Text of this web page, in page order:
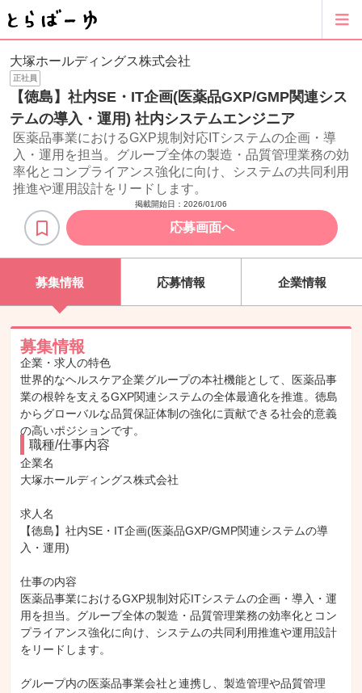
大塚ホールディングス株式会社
正社員
【徳島】社内SE・IT企画(医薬品GXP/GMP関連シス
テムの導入・運用) 社内システムエンジニア
医薬品事業におけるGXP規制対応ITシステムの企画・導
入・運用を担当。グループ全体の製造・品質管理業務の効
率化とコンプライアンス強化に向け、システムの共同利用
推進や運用設計をリードします。
掲載開始日： 2026/01/06
応募画面へ
募集情報 応募情報 企業情報
募集情報
企業・求人の特色
世界的なヘルスケア企業グループの本社機能として、医薬品事
業の根幹を支えるGXP関連システムの全体最適化を推進。徳島
からグローバルな品質保証体制の強化に貢献できる社会的意義
の高いポジションです。
職種/仕事内容
企業名
大塚ホールディングス株式会社
求人名
【徳島】社内SE・IT企画(医薬品GXP/GMP関連システムの導
入・運用)
仕事の内容
医薬品事業におけるGXP規制対応ITシステムの企画・導入・運
用を担当。グループ全体の製造・品質管理業務の効率化とコン
プライアンス強化に向け、システムの共同利用推進や運用設計
をリードします。
グループ内の医薬品事業会社と連携し、製造管理や品質管理